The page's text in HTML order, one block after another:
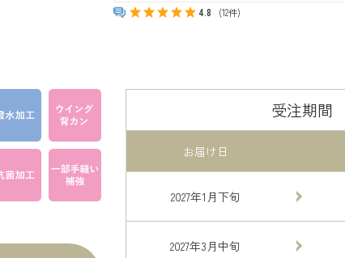
4.8 (12件)
受注期間
お届け日
2027年1月下旬
2027年3月中旬